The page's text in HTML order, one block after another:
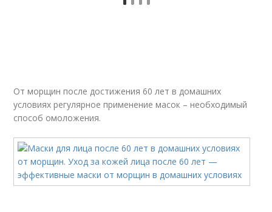
От морщин после достижения 60 лет в домашних
условиях регулярное применение масок – необходимый
способ омоложения.